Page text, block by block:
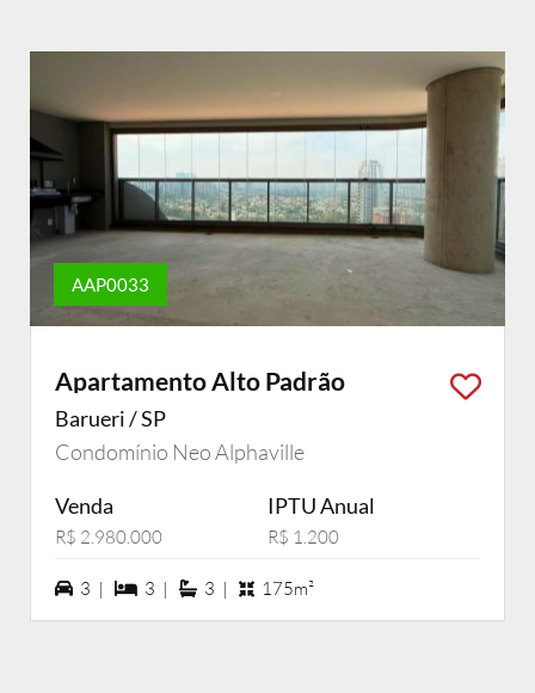
AAP0033
Apartamento Alto Padrão
Barueri / SP
Condomínio Neo Alphaville
Venda
R$ 2.980.000
IPTU Anual
R$ 1.200
3 vagas na garagem
3 | 3 dormiórios
3 | 3 suítes
3 | 175m²